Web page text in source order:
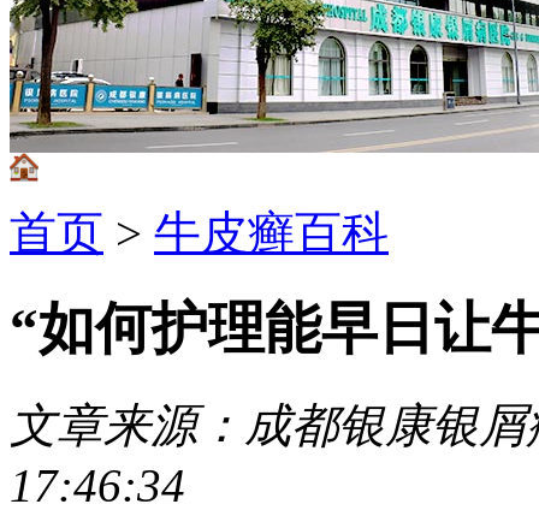
首页 > 牛皮癣百科
“如何护理能早日让
文章来源：成都银康银
17:46:34